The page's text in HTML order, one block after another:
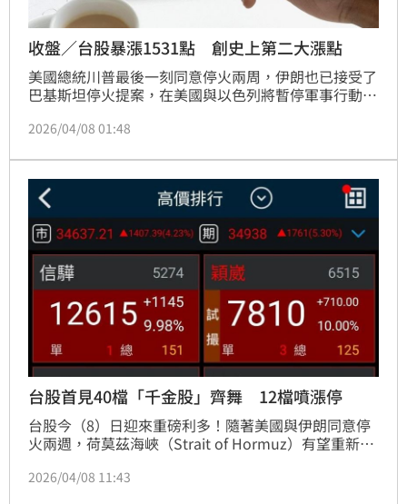
收盤／台股暴漲1531點 創史上第二大漲點
美國總統川普最後一刻同意停火兩周，伊朗也已接受了
巴基斯坦停火提案，在美國與以色列將暫停軍事行動，
日強勢上攻，加權指數終場大漲1531.56點，收在
億元，創下史上第二大漲點紀錄；櫃買指數同步勁揚
15.59點，收在341.20點，漲幅達4.79%，收在歷史新
高，中小型股全面回神，盤面呈現資金全面回流的強勢
格局。
2026/04/08 01:48
台股首見40檔「千金股」齊舞 12檔噴漲停
台股今（8）日迎來重磅利多！隨著美國與伊朗同意停
火兩週，荷莫茲海峽（Strait of Hormuz）有望重新開
台股在多頭總司令台積電帶領下，創下資本市場史上最
2026/04/08 11:43